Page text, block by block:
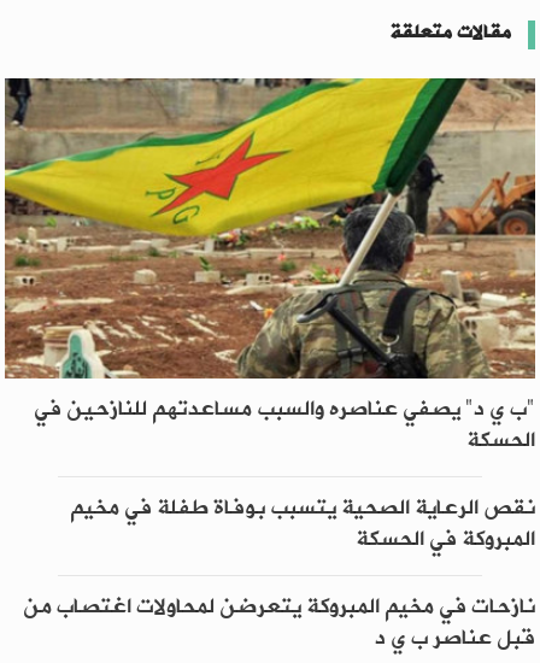
مقالات متعلقة
"ب ي د" يصفي عناصره والسبب مساعدتهم للنازحين في
الحسكة
نقص الرعاية الصحية يتسبب بوفاة طفلة في مخيم
المبروكة في الحسكة
نازحات في مخيم المبروكة يتعرضن لمحاولات اغتصاب من
قبل عناصر ب ي د